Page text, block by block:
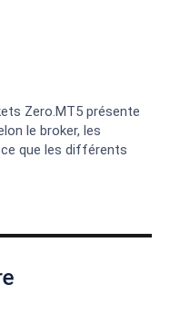
Zero.MT5 présente
le broker, les
que les différents